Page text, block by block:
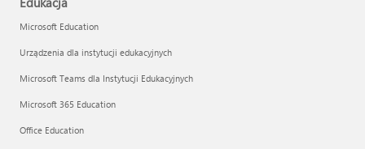
Microsoft Education
Urządzenia dla instytucji edukacyjnych
Microsoft Teams dla Instytucji Edukacyjnych
Microsoft 365 Education
Office Education